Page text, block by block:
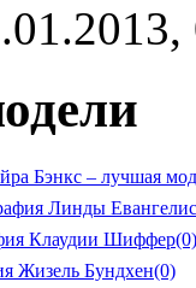
Бэнкс – лучшая
Линды
Клаудии Шиффер(0)
Жизель Бундхен(0)